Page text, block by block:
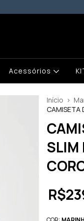
Acessórios
Início >
CAMISETA
SLIM